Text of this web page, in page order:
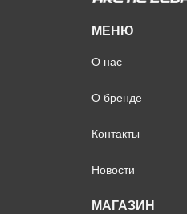
МАГАЗИН
Новости
Контакты
О бренде
О нас
МЕНЮ